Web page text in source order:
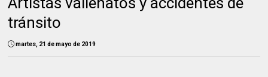
tránsito
martes, 21 de mayo de 2019